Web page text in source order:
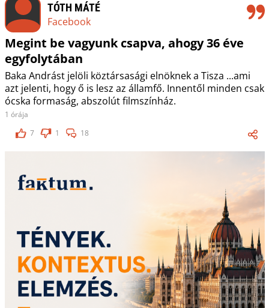
TÓTH MÁTÉ
Facebook
Megint be vagyunk csapva, ahogy 36 éve
egyfolytában
Baka Andrást jelöli köztársasági elnöknek a Tisza ...ami
azt jelenti, hogy ő is lesz az államfő. Innentől minden csak
ócska formaság, abszolút filmszínház.
1 órája
7
1 18